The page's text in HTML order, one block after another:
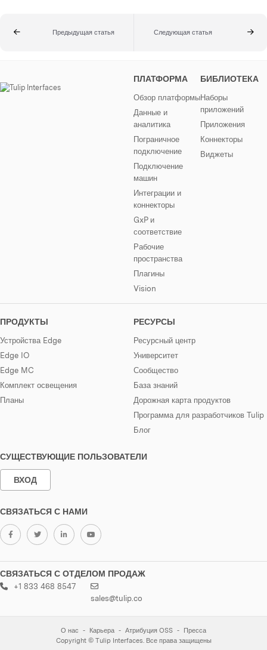
Предыдущая статья Следующая статья
ПЛАТФОРМА
Обзор платформы
Данные и
аналитика
Пограничное
подключение
Подключение
машин
Интеграции и
коннекторы
GxP и
соответствие
Рабочие
пространства
Плагины
Vision
БИБЛИОТЕКА
Наборы
приложений
Приложения
Коннекторы
Виджеты
ПРОДУКТЫ
Устройства Edge
Edge IO
Edge MC
Комплект освещения
Планы
РЕСУРСЫ
Ресурсный центр
Университет
Сообщество
База знаний
Дорожная карта продуктов
Программа для разработчиков Tulip
Блог
СУЩЕСТВУЮЩИЕ ПОЛЬЗОВАТЕЛИ
ВХОД
СВЯЗАТЬСЯ С НАМИ
СВЯЗАТЬСЯ С ОТДЕЛОМ ПРОДАЖ
+1 833 468 8547
sales@tulip.co
О нас Карьера Атрибуция OSS
Пресса
Copyright © Tulip Interfaces. Все права защищены